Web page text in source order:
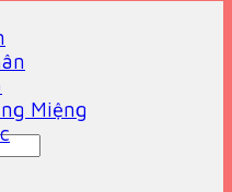
Miệng